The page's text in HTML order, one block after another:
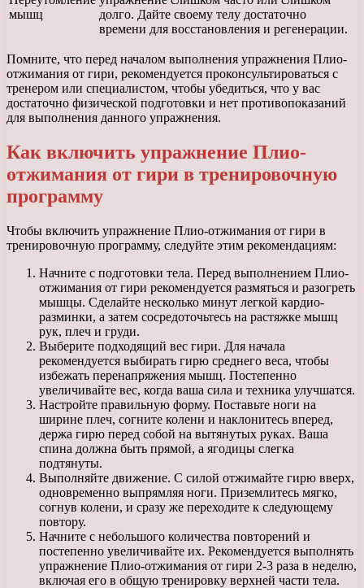
мышц
долго. Дайте своему телу достаточно
времени для восстановления и регенерации.
Помните, что перед началом выполнения упражнения Плио-
отжимания от гири, рекомендуется проконсультироваться с
тренером или специалистом, чтобы убедиться, что у вас
достаточно физической подготовки и нет противопоказаний
для выполнения данного упражнения.
Как включить упражнение Плио-
отжимания от гири в тренировочную
программу
Чтобы включить упражнение Плио-отжимания от гири в
тренировочную программу, следуйте этим рекомендациям:
Начните с подготовки тела. Перед выполнением Плио-
отжимания от гири рекомендуется размяться и разогреть
мышцы. Сделайте несколько минут легкой кардио-
разминки, а затем сосредоточьтесь на растяжке мышц
рук, плеч и груди.
Выберите подходящий вес гири. Для начала
рекомендуется выбирать гирю среднего веса, чтобы
избежать перенапряжения мышц. Постепенно
увеличивайте вес, когда ваша сила и техника улучшатся.
Настройте правильную форму. Поставьте ноги на
ширине плеч, согните колени и наклонитесь вперед,
держа гирю перед собой на вытянутых руках. Ваша
спина должна быть прямой, а ягодицы слегка
подтянуты.
Выполняйте движение. С силой отжимайте гирю вверх,
одновременно выпрямляя ноги. Приземлитесь мягко,
согнув колени, и сразу же переходите к следующему
повтору.
Начните с небольшого количества повторений и
постепенно увеличивайте их. Рекомендуется выполнять
упражнение Плио-отжимания от гири 2-3 раза в неделю,
включая его в общую тренировку верхней части тела.